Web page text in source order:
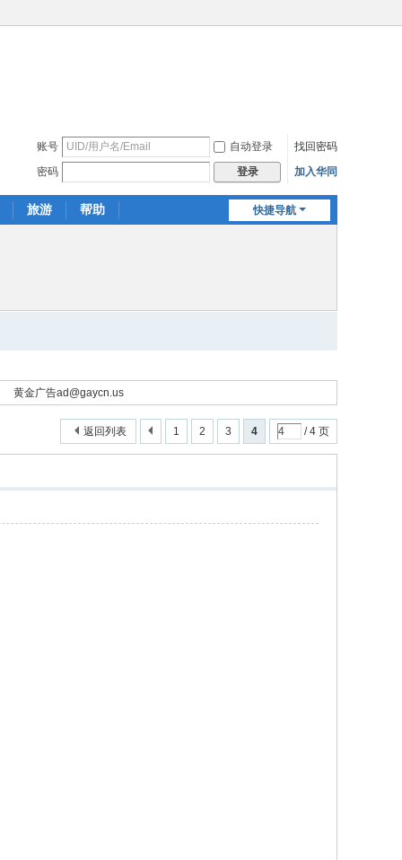
账号 自动登录
找回密码
密码
登录 加入华同
快捷导航
旅游 帮助
黄金广告ad@gaycn.us
1 2 3 4 / 4 页
返回列表